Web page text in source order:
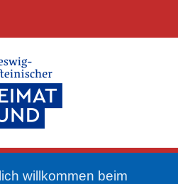
willkommen beim